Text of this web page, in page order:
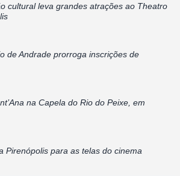
cultural leva grandes atrações ao Theatro
de Andrade prorroga inscrições de
na Capela do Rio do Peixe, em
Pirenópolis para as telas do cinema